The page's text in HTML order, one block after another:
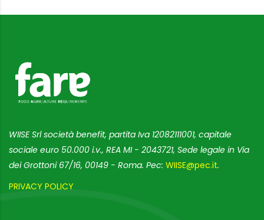
WIISE Srl società benefit, partita Iva 12082111001, capitale
sociale euro 50.000 i.v., REA MI - 2043721, Sede legale in Via
dei Grottoni 67/16, 00149 - Roma. Pec: WIISE@pec.it.
PRIVACY POLICY